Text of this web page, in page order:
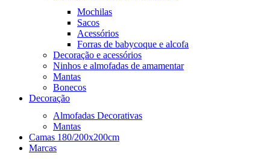
Mochilas
Sacos
Acessórios
Forras de babycoque e alcofa
Decoração e acessórios
Ninhos e almofadas de amamentar
Mantas
Bonecos
Decoração
Almofadas Decorativas
Mantas
Camas 180/200x200cm
Marcas